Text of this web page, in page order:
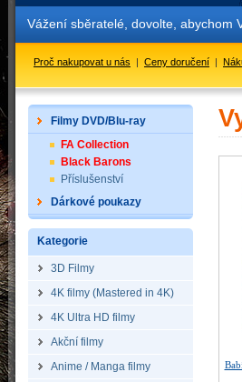
Vážení sběratelé, dovolte, abychom
Proč nakupovat u nás | Ceny doručení |
Filmy DVD/Blu-ray
FA Collection
Black Barons
Příslušenství
Dárkové poukazy
Kategorie
3D Filmy
4K filmy (Mastered in 4K)
4K Ultra HD filmy
Akční filmy
Anime / Manga filmy